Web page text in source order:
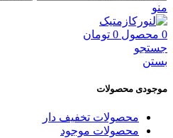
منو
0 محصول 0 تومان
جستجو
بستن
موجودی محصولات
محصولات تخفیف دار
محصولات موجود